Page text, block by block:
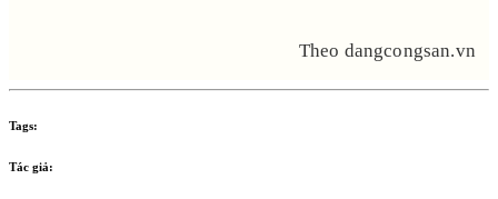
Theo dangcongsan.vn
Tags:
Tác giả: